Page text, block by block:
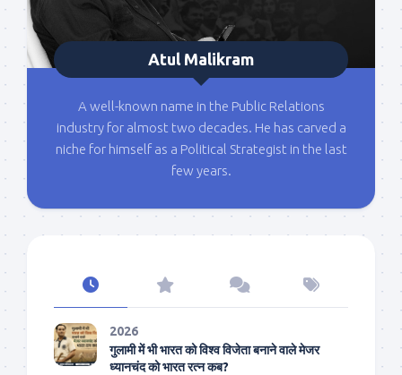
Atul Malikram
A well-known name in the Public Relations
industry for almost two decades. He has carved a
niche for himself as a Political Strategist in the last
few years.
2026
गुलामी में भी भारत को विश्व विजेता बनाने वाले मेजर
ध्यानचंद को भारत रत्न कब?